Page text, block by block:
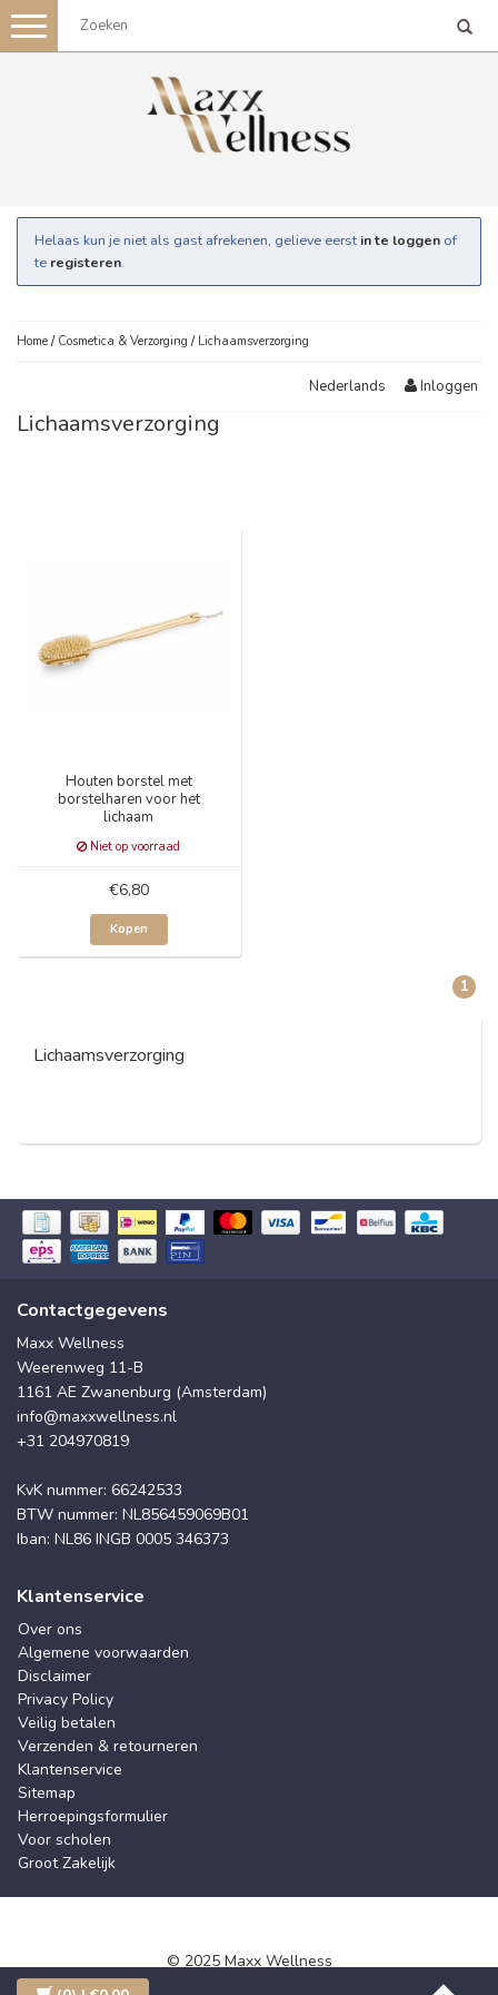
Toggle
navigation
Helaas kun je niet als gast afrekenen, gelieve eerst in te loggen of
te registeren.
Home / Cosmetica & Verzorging / Lichaamsverzorging
Nederlands Inloggen
Lichaamsverzorging
Houten borstel met
borstelharen voor het
lichaam
Niet op voorraad
€6,80
Kopen
1
Lichaamsverzorging
Contactgegevens
Maxx Wellness
Weerenweg 11-B
1161 AE Zwanenburg (Amsterdam)
info@maxxwellness.nl
+31 204970819
KvK nummer: 66242533
BTW nummer: NL856459069B01
Iban: NL86 INGB 0005 346373
Klantenservice
Over ons
Algemene voorwaarden
Disclaimer
Privacy Policy
Veilig betalen
Verzenden & retourneren
Klantenservice
Sitemap
Herroepingsformulier
Voor scholen
Groot Zakelijk
© 2025 Maxx Wellness